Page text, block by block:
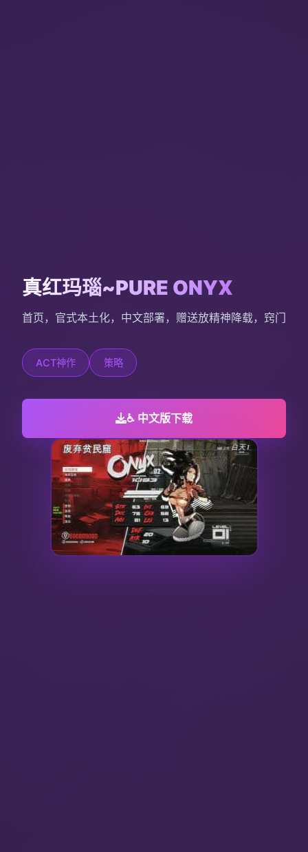
真红玛瑙~PURE ONYX
首页，官式本土化，中文部署，赠送放精神降载，窍门
ACT神作 策略
♿ 中文版下载